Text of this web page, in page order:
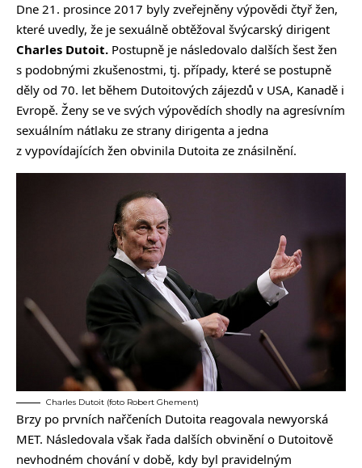
Dne 21. prosince 2017 byly zveřejněny výpovědi čtyř žen,
které uvedly, že je sexuálně obtěžoval švýcarský dirigent
Charles Dutoit. Postupně je následovalo dalších šest žen
s podobnými zkušenostmi, tj. případy, které se postupně
děly od 70. let během Dutoitových zájezdů v USA, Kanadě i
Evropě. Ženy se ve svých výpovědích shodly na agresívním
sexuálním nátlaku ze strany dirigenta a jedna
z vypovídajících žen obvinila Dutoita ze znásilnění.
Charles Dutoit (foto Robert Ghement)
Brzy po prvních nařčeních Dutoita reagovala newyorská
MET. Následovala však řada dalších obvinění o Dutoitově
nevhodném chování v době, kdy byl pravidelným